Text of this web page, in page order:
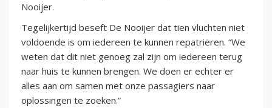
Nooijer.
Tegelijkertijd beseft De Nooijer dat tien vluchten niet
voldoende is om iedereen te kunnen repatriëren. “We
weten dat dit niet genoeg zal zijn om iedereen terug
naar huis te kunnen brengen. We doen er echter er
alles aan om samen met onze passagiers naar
oplossingen te zoeken.”